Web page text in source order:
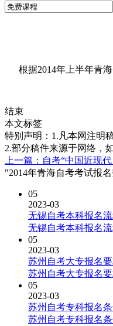
根据2014年上半年青海
结束
本文标签
特别声明：1.凡本网注明
2.部分稿件来源于网络，
上一篇：自考“中国近现
"2014年青海自考考试报
05
2023-03
无锡自考本科报名
无锡自考本科报名
05
2023-03
苏州自考大专报名
苏州自考大专报名
05
2023-03
苏州自考专科报名
苏州自考专科报名